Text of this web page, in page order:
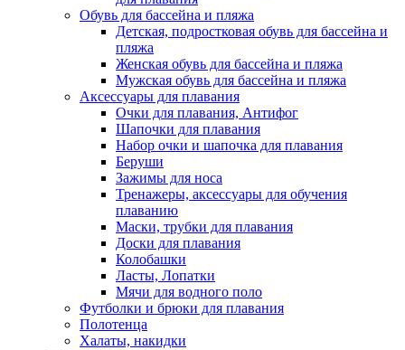
Обувь для бассейна и пляжа
Детская, подростковая обувь для бассейна и
пляжа
Женская обувь для бассейна и пляжа
Мужская обувь для бассейна и пляжа
Аксессуары для плавания
Очки для плавания, Антифог
Шапочки для плавания
Набор очки и шапочка для плавания
Беруши
Зажимы для носа
Тренажеры, аксессуары для обучения
плаванию
Маски, трубки для плавания
Доски для плавания
Колобашки
Ласты, Лопатки
Мячи для водного поло
Футболки и брюки для плавания
Полотенца
Халаты, накидки